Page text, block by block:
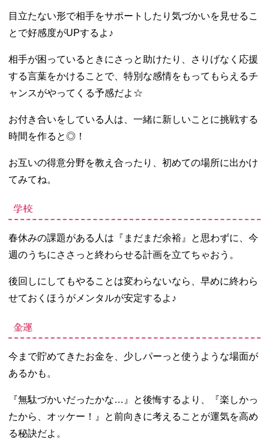
目立たない形で相手をサポートしたり気づかいを見せるこ
とで好感度がUPするよ♪
相手が困っているときにさっと助けたり、さりげなく応援
する言葉をかけることで、特別な感情をもってもらえるチ
ャンスがやってくる予感だよ☆
お付き合いをしている人は、一緒に新しいことに挑戦する
時間を作ると◎！
お互いの得意分野を教え合ったり、初めての場所に出かけ
てみてね。
学校
春休みの課題がある人は『まだまだ余裕』と思わずに、今
週のうちにささっと終わらせる計画を立てちゃおう。
後回しにしてもやることは変わらないなら、早めに終わら
せておくほうがメンタルが安定するよ♪
金運
今まで貯めてきたお金を、少しパーっと使うような場面が
あるかも。
『無駄づかいだったかな…』と後悔するより、『楽しかっ
たから、オッケー！』と前向きに考えることが運気を高め
る秘訣だよ。